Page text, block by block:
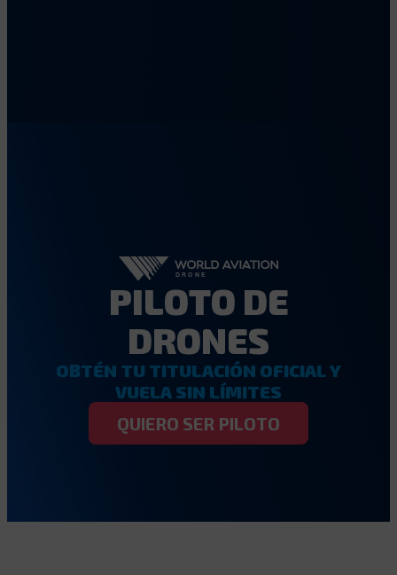
PILOTO DE
DRONES
OBTÉN TU TITULACIÓN OFICIAL Y
VUELA SIN LÍMITES
QUIERO SER PILOTO